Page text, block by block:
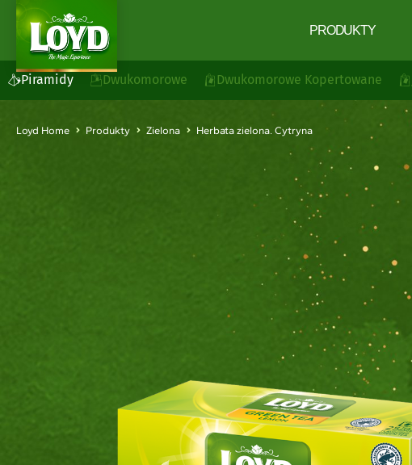
PRODUKTY
Piramidy Dwukomorowe Dwukomorowe Kopertowane
Loyd Home Produkty Zielona Herbata zielona. Cytryna